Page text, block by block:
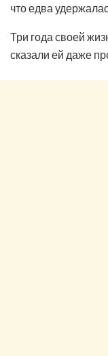
что едва
Три года своей
сказали ей даже